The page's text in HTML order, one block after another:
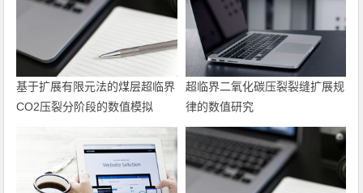
基于扩展有限元法的煤层超临界
CO2压裂分阶段的数值模拟
超临界二氧化碳压裂裂缝扩展规
律的数值研究